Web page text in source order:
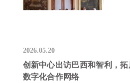
2026.05.20
创新中心出访巴西和智利，
数字化合作网络